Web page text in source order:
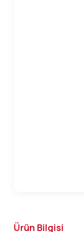
Ürün Bilgisi